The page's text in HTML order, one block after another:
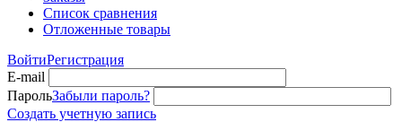
Список сравнения
Отложенные товары
ВойтиРегистрация
E-mail
ПарольЗабыли пароль?
Создать учетную запись